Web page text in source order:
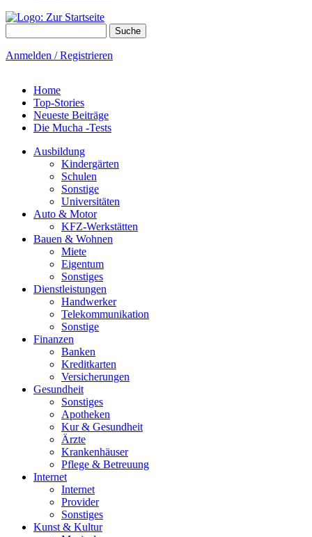
Anmelden / Registrieren
Home
Top-Stories
Neueste Beiträge
Die Mucha -Tests
Ausbildung
Kindergärten
Schulen
Sonstige
Universitäten
Auto & Motor
KFZ-Werkstätten
Bauen & Wohnen
Miete
Eigentum
Sonstiges
Dienstleistungen
Handwerker
Telekommunikation
Sonstige
Finanzen
Banken
Kreditkarten
Versicherungen
Gesundheit
Sonstiges
Apotheken
Kur & Gesundheit
Ärzte
Krankenhäuser
Pflege & Betreuung
Internet
Internet
Provider
Sonstiges
Kunst & Kultur